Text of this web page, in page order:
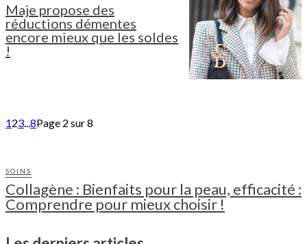
Maje propose des
réductions démentes
encore mieux que les soldes
!
123...8Page 2 sur 8
SOINS
Collagène : Bienfaits pour la peau, efficacité :
Comprendre pour mieux choisir !